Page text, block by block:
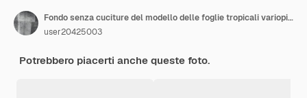
Fondo senza cuciture del modello delle foglie tropicali variopinte della pittura ad acquerello
user20425003
Potrebbero piacerti anche queste foto.